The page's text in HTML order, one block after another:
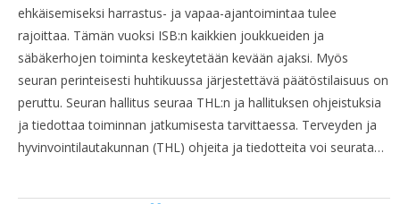
ehkäisemiseksi harrastus- ja vapaa-ajantoimintaa tulee
rajoittaa. Tämän vuoksi ISB:n kaikkien joukkueiden ja
säbäkerhojen toiminta keskeytetään kevään ajaksi. Myös
seuran perinteisesti huhtikuussa järjestettävä päätöstilaisuus on
peruttu. Seuran hallitus seuraa THL:n ja hallituksen ohjeistuksia
ja tiedottaa toiminnan jatkumisesta tarvittaessa. Terveyden ja
hyvinvointilautakunnan (THL) ohjeita ja tiedotteita voi seurata…